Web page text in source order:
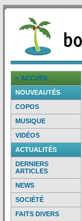
> ACCUEIL
NOUVEAUTÉS
COPOS
MUSIQUE
VIDÉOS
ACTUALITÉS
DERNIERS
ARTICLES
NEWS
SOCIÉTÉ
FAITS DIVERS